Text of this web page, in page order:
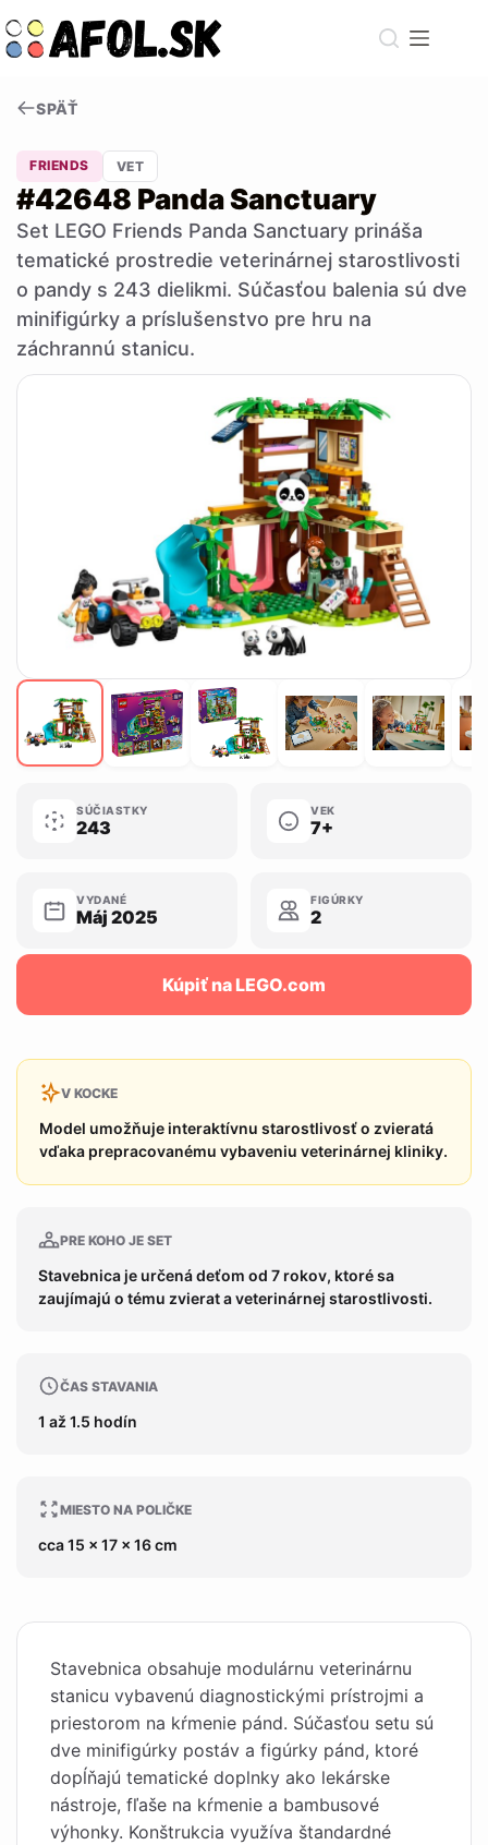
to
content
SPÄŤ
FRIENDS VET
#42648 Panda Sanctuary
Set LEGO Friends Panda Sanctuary prináša
tematické prostredie veterinárnej starostlivosti
o pandy s 243 dielikmi. Súčasťou balenia sú dve
minifigúrky a príslušenstvo pre hru na
záchrannú stanicu.
SÚČIASTKY
243
VEK
7+
VYDANÉ
Máj 2025
FIGÚRKY
2
Kúpiť na LEGO.com
V KOCKE
Model umožňuje interaktívnu starostlivosť o zvieratá
vďaka prepracovanému vybaveniu veterinárnej kliniky.
PRE KOHO JE SET
Stavebnica je určená deťom od 7 rokov, ktoré sa
zaujímajú o tému zvierat a veterinárnej starostlivosti.
ČAS STAVANIA
1 až 1.5 hodín
MIESTO NA POLIČKE
cca 15 x 17 x 16 cm
Stavebnica obsahuje modulárnu veterinárnu
stanicu vybavenú diagnostickými prístrojmi a
priestorom na kŕmenie pánd. Súčasťou setu sú
dve minifigúrky postáv a figúrky pánd, ktoré
dopĺňajú tematické doplnky ako lekárske
nástroje, fľaše na kŕmenie a bambusové
výhonky. Konštrukcia využíva štandardné